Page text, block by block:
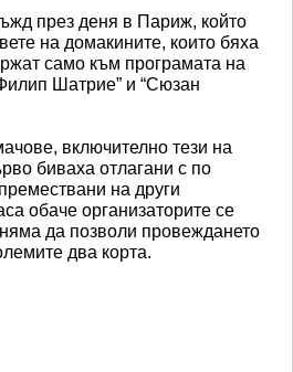
през деня в Париж, който
на домакините, които бяха
само към програмата на
Шатрие” и “Сюзан
включително тези на
биваха отлагани с по
на други
обаче организаторите се
да позволи провеждането
два корта.